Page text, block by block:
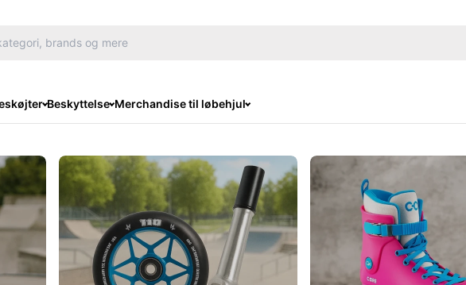
Beskyttelse Merchandise til løbehjul